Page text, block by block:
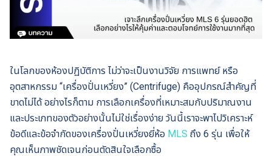
ในโลกของห้องปฏิบัติการ ไม่ว่าจะเป็นงานวิจัย การแพทย์ หรือ
อุตสาหกรรม “เครื่องปั่นเหวี่ยง” (Centrifuge) คืออุปกรณ์สำคัญที่
ขาดไม่ได้ อย่างไรก็ตาม การเลือกเครื่องที่เหมาะสมกับปริมาณงาน
และประเภทของตัวอย่างนั้นไม่ใช่เรื่องง่าย วันนี้เราจะพาไปวิเคราะห์
ข้อดีและข้อจำกัดของเครื่องปั่นเหวี่ยงยี่ห้อ MLS ถึง 6 รุ่น เพื่อให้
คุณเห็นภาพชัดเจนก่อนตัดสินใจเลือกซื้อ